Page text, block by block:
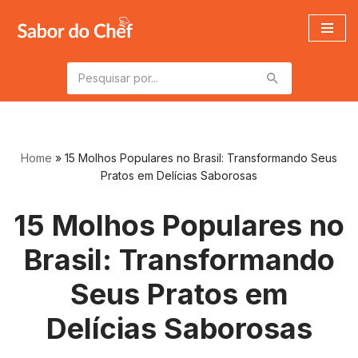
Pular
conteúdo
Home » 15 Molhos Populares no Brasil: Transformando Seus
Pratos em Delícias Saborosas
15 Molhos Populares no
Brasil: Transformando
Seus Pratos em
Delícias Saborosas